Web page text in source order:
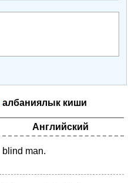
албаниялык киши
Английский
blind man.